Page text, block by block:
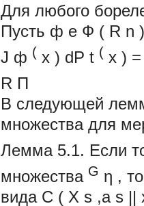
Для любого
Пусть ф e Ф ( R n )
J ф ( x ) dP t ( x )
R П
В следующей
множества для
Лемма 5.1. Если
множества G η ,
вида C ( X s ,a s ||